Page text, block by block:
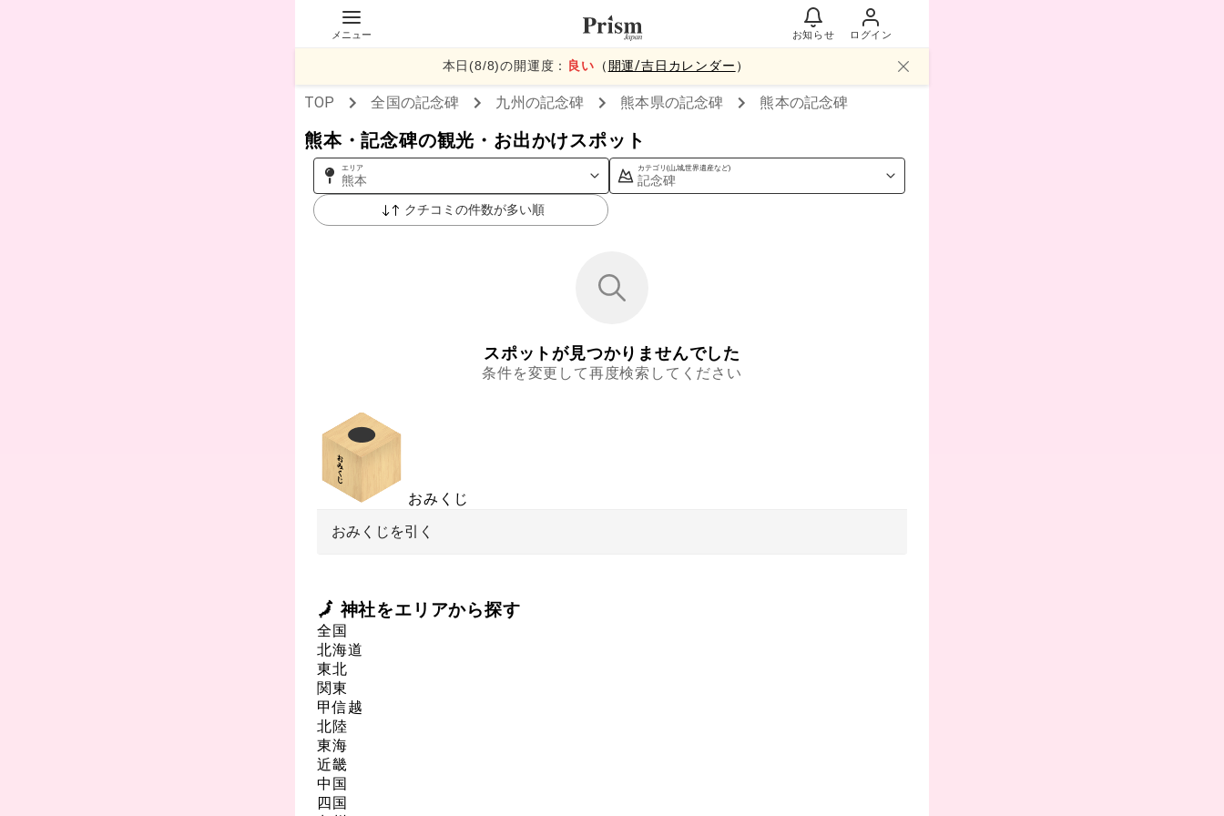
メニュー お知らせ ログイン
本日(8/8)の開運度： 良い （ 開運/吉日カレンダー ）
TOP 全国の記念碑 九州の記念碑 熊本県の記念碑 熊本の記念碑
熊本・記念碑の観光・お出かけスポット
エリア
熊本
カテゴリ(山,城,世界遺産など)
記念碑
クチコミの件数が多い順
スポットが見つかりませんでした
条件を変更して再度検索してください
おみくじ
おみくじを引く
🗾 神社をエリアから探す
全国
北海道
東北
関東
甲信越
北陸
東海
近畿
中国
四国